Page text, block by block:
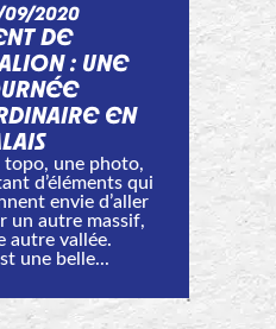
2020
DE
: UNE
EN
topo, une photo,
d’éléments qui
envie d’aller
un autre massif,
autre vallée.
une belle...